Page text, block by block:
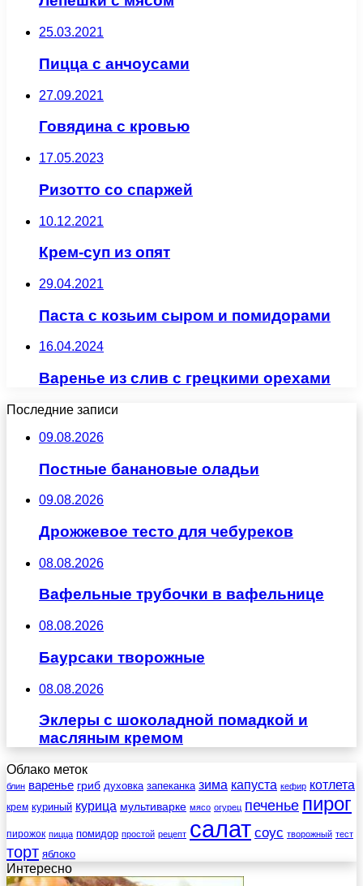
25.03.2021
Пицца с анчоусами
27.09.2021
Говядина с кровью
17.05.2023
Ризотто со спаржей
10.12.2021
Крем-суп из опят
29.04.2021
Паста с козьим сыром и помидорами
16.04.2024
Варенье из слив с грецкими орехами
Последние записи
09.08.2026
Постные банановые оладьи
09.08.2026
Дрожжевое тесто для чебуреков
08.08.2026
Вафельные трубочки в вафельнице
08.08.2026
Баурсаки творожные
08.08.2026
Эклеры с шоколадной помадкой и
масляным кремом
Облако меток
блин варенье гриб духовка запеканка зима капуста кефир котлета
крем куриный курица мультиварке мясо огурец печенье пирог
пирожок пицца помидор простой рецепт салат соус творожный тест
торт яблоко
Интересно